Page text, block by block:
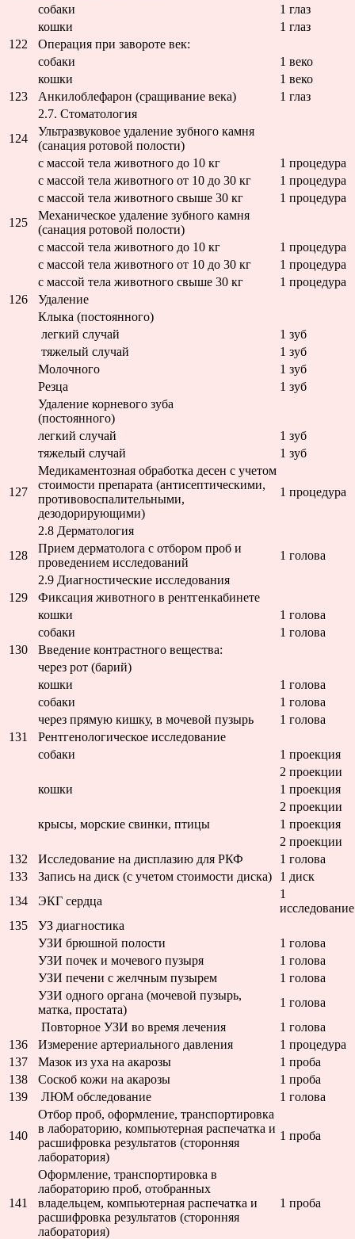
собаки
1 глаз
кошки
1 глаз
122
Операция при завороте век:
собаки
1 веко
кошки
1 веко
123
Анкилоблефарон (сращивание века)
1 глаз
2.7. Стоматология
124
Ультразвуковое удаление зубного камня
(санация ротовой полости)
с массой тела животного до 10 кг
1 процедура
с массой тела животного от 10 до 30 кг
1 процедура
с массой тела животного свыше 30 кг
1 процедура
125
Механическое удаление зубного камня
(санация ротовой полости)
с массой тела животного до 10 кг
1 процедура
с массой тела животного от 10 до 30 кг
1 процедура
с массой тела животного свыше 30 кг
1 процедура
126
Удаление
Клыка (постоянного)
легкий случай
1 зуб
тяжелый случай
1 зуб
Молочного
1 зуб
Резца
1 зуб
Удаление корневого зуба
(постоянного)
легкий случай
1 зуб
тяжелый случай
1 зуб
127
Медикаментозная обработка десен с учетом
стоимости препарата (антисептическими,
противовоспалительными,
дезодорирующими)
1 процедура
2.8 Дерматология
128
Прием дерматолога с отбором проб и
проведением исследований
1 голова
2.9 Диагностические исследования
129
Фиксация животного в рентгенкабинете
кошки
1 голова
собаки
1 голова
130
Введение контрастного вещества:
через рот (барий)
кошки
1 голова
собаки
1 голова
через прямую кишку, в мочевой пузырь
1 голова
131
Рентгенологическое исследование
собаки
1 проекция
2 проекции
кошки
1 проекция
2 проекции
крысы, морские свинки, птицы
1 проекция
2 проекции
132
Исследование на дисплазию для РКФ
1 голова
133
Запись на диск (с учетом стоимости диска)
1 диск
134
ЭКГ сердца
1
исследование
135
УЗ диагностика
УЗИ брюшной полости
1 голова
УЗИ почек и мочевого пузыря
1 голова
УЗИ печени с желчным пузырем
1 голова
УЗИ одного органа (мочевой пузырь,
матка, простата)
1 голова
Повторное УЗИ во время лечения
1 голова
136
Измерение артериального давления
1 процедура
137
Мазок из уха на акарозы
1 проба
138
Соскоб кожи на акарозы
1 проба
139
ЛЮМ обследование 1 голова
140
Отбор проб, оформление, транспортировка
в лабораторию, компьютерная распечатка и
расшифровка результатов (сторонняя
лаборатория)
1 проба
141
Оформление, транспортировка в
лабораторию проб, отобранных
владельцем, компьютерная распечатка и
расшифровка результатов (сторонняя
лаборатория)
1 проба